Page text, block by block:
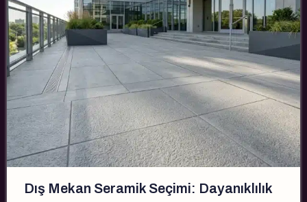
Dış Mekan Seramik Seçimi: Dayanıklılık